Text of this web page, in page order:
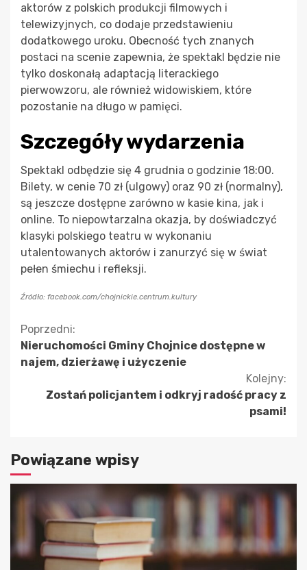
aktorów z polskich produkcji filmowych i
telewizyjnych, co dodaje przedstawieniu
dodatkowego uroku. Obecność tych znanych
postaci na scenie zapewnia, że spektakl będzie nie
tylko doskonałą adaptacją literackiego
pierwowzoru, ale również widowiskiem, które
pozostanie na długo w pamięci.
Szczegóły wydarzenia
Spektakl odbędzie się 4 grudnia o godzinie 18:00.
Bilety, w cenie 70 zł (ulgowy) oraz 90 zł (normalny),
są jeszcze dostępne zarówno w kasie kina, jak i
online. To niepowtarzalna okazja, by doświadczyć
klasyki polskiego teatru w wykonaniu
utalentowanych aktorów i zanurzyć się w świat
pełen śmiechu i refleksji.
Źródło: facebook.com/chojnickie.centrum.kultury
Kontynuuj
czytanie
Poprzedni:
Nieruchomości Gminy Chojnice dostępne w
najem, dzierżawę i użyczenie
Kolejny:
Zostań policjantem i odkryj radość pracy z
psami!
Powiązane wpisy